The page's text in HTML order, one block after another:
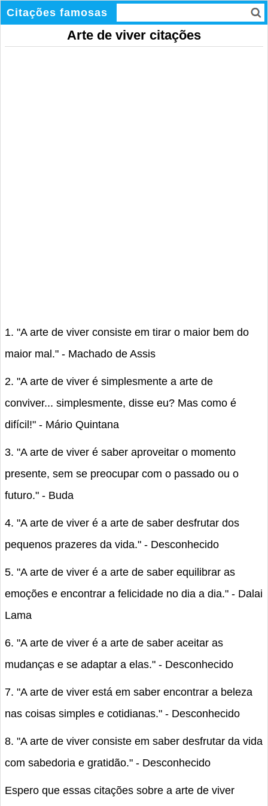
Citações famosas
Arte de viver citações
1. "A arte de viver consiste em tirar o maior bem do
maior mal." - Machado de Assis
2. "A arte de viver é simplesmente a arte de
conviver... simplesmente, disse eu? Mas como é
difícil!" - Mário Quintana
3. "A arte de viver é saber aproveitar o momento
presente, sem se preocupar com o passado ou o
futuro." - Buda
4. "A arte de viver é a arte de saber desfrutar dos
pequenos prazeres da vida." - Desconhecido
5. "A arte de viver é a arte de saber equilibrar as
emoções e encontrar a felicidade no dia a dia." - Dalai
Lama
6. "A arte de viver é a arte de saber aceitar as
mudanças e se adaptar a elas." - Desconhecido
7. "A arte de viver está em saber encontrar a beleza
nas coisas simples e cotidianas." - Desconhecido
8. "A arte de viver consiste em saber desfrutar da vida
com sabedoria e gratidão." - Desconhecido
Espero que essas citações sobre a arte de viver